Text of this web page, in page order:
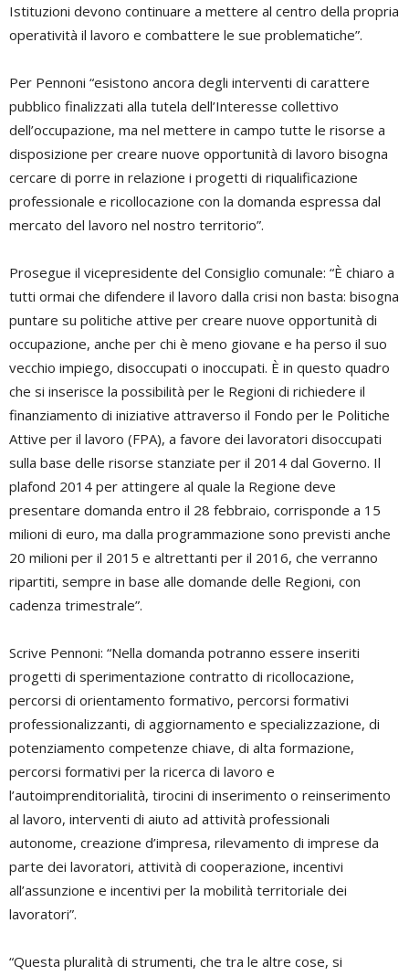
Istituzioni devono continuare a mettere al centro della propria
operatività il lavoro e combattere le sue problematiche”.
Per Pennoni “esistono ancora degli interventi di carattere
pubblico finalizzati alla tutela dell’Interesse collettivo
dell’occupazione, ma nel mettere in campo tutte le risorse a
disposizione per creare nuove opportunità di lavoro bisogna
cercare di porre in relazione i progetti di riqualificazione
professionale e ricollocazione con la domanda espressa dal
mercato del lavoro nel nostro territorio”.
Prosegue il vicepresidente del Consiglio comunale: “È chiaro a
tutti ormai che difendere il lavoro dalla crisi non basta: bisogna
puntare su politiche attive per creare nuove opportunità di
occupazione, anche per chi è meno giovane e ha perso il suo
vecchio impiego, disoccupati o inoccupati. È in questo quadro
che si inserisce la possibilità per le Regioni di richiedere il
finanziamento di iniziative attraverso il Fondo per le Politiche
Attive per il lavoro (FPA), a favore dei lavoratori disoccupati
sulla base delle risorse stanziate per il 2014 dal Governo. Il
plafond 2014 per attingere al quale la Regione deve
presentare domanda entro il 28 febbraio, corrisponde a 15
milioni di euro, ma dalla programmazione sono previsti anche
20 milioni per il 2015 e altrettanti per il 2016, che verranno
ripartiti, sempre in base alle domande delle Regioni, con
cadenza trimestrale”.
Scrive Pennoni: “Nella domanda potranno essere inseriti
progetti di sperimentazione contratto di ricollocazione,
percorsi di orientamento formativo, percorsi formativi
professionalizzanti, di aggiornamento e specializzazione, di
potenziamento competenze chiave, di alta formazione,
percorsi formativi per la ricerca di lavoro e
l’autoimprenditorialità, tirocini di inserimento o reinserimento
al lavoro, interventi di aiuto ad attività professionali
autonome, creazione d’impresa, rilevamento di imprese da
parte dei lavoratori, attività di cooperazione, incentivi
all’assunzione e incentivi per la mobilità territoriale dei
lavoratori”.
“Questa pluralità di strumenti, che tra le altre cose, si